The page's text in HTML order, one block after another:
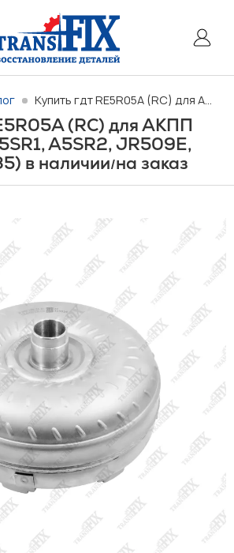
Купить гдт RE5R05A (RC) для АКПП RE5R05A (A5SR1, A5SR2, JR509E, JR508E, 5R35) в наличии/на заказ
(RC) для АКПП
A5SR2, JR509E,
в наличии/на заказ